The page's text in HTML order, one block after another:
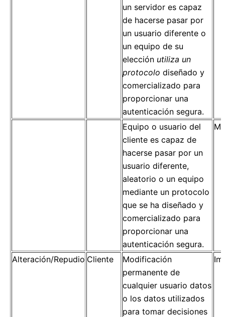
un servidor es capaz
de hacerse pasar por
un usuario diferente o
un equipo de su
elección utiliza un
protocolo diseñado y
comercializado para
proporcionar una
autenticación segura.
Equipo o usuario del
cliente es capaz de
hacerse pasar por un
usuario diferente,
aleatorio o un equipo
mediante un protocolo
que se ha diseñado y
comercializado para
proporcionar una
autenticación segura.
Alteración/Repudio Cliente
Modificación
permanente de
cualquier usuario datos
o los datos utilizados
para tomar decisiones